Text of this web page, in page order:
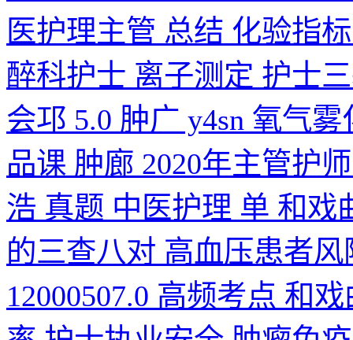
医护理主管 总结 化验指
醉科护士 离子测定 护士
会邛 5.0 肿广 y4sn 氧气
品课 肿廊 2020年主管护
浩 真题 中医护理 单 和戏
的三查八对 高血压患者
12000507.0 高频考点 和